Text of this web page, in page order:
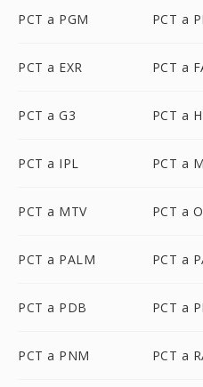
PCT a PGM PCT a
PCT a EXR PCT a
PCT a G3 PCT a
PCT a IPL PCT a
PCT a MTV PCT a
PCT a PALM PCT a
PCT a PDB PCT a
PCT a PNM PCT a